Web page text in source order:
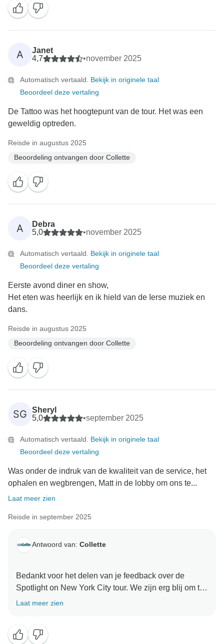
A
Janet
4,7
•november 2025
Automatisch vertaald. Bekijk in originele taal
Beoordeel deze vertaling
De Tattoo was het hoogtepunt van de tour. Het was een
geweldig optreden.
Reisde in augustus 2025
Beoordeling ontvangen door Collette
A
Debra
5,0
•november 2025
Automatisch vertaald. Bekijk in originele taal
Beoordeel deze vertaling
Eerste avond diner en show,
Het eten was heerlijk en ik hield van de Ierse muziek en
dans.
Reisde in augustus 2025
Beoordeling ontvangen door Collette
SG
Sheryl
5,0
•september 2025
Automatisch vertaald. Bekijk in originele taal
Beoordeel deze vertaling
Was onder de indruk van de kwaliteit van de service, het
ophalen en wegbrengen, Matt in de lobby om ons te...
Laat meer zien
Reisde in september 2025
Antwoord van: Collette
Bedankt voor het delen van je feedback over de
Spotlight on New York City tour. We zijn erg blij om te
horen dat je onder de indruk was van de kwaliteit van
waarde om ons te helpen onze programma's te blijven
Laat meer zien